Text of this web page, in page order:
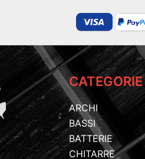
CATEGORIE
ARCHI
BASSI
BATTERIE
CHITARRE